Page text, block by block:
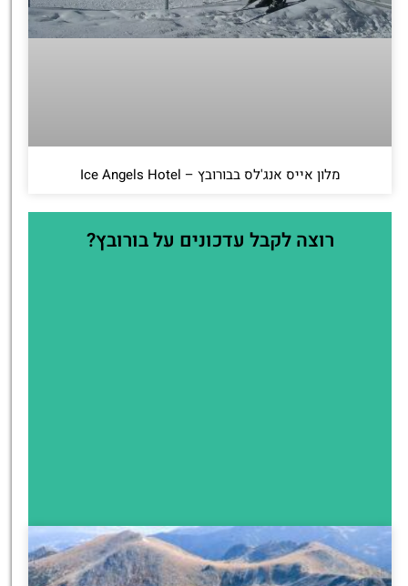
מלון אייס אנג'לס בבורובץ – Ice Angels Hotel
רוצה לקבל עדכונים על בורובץ?